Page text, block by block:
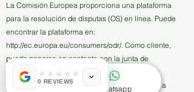
La Comisión Europea proporciona una plataforma
para la resolución de disputas (OS) en línea. Puede
encontrar la plataforma en:
http://ec.europa.eu/consumers/odr/. Como cliente,
puede ponerse en contacto con la junta de
arbitraje de la Comisión Europea en cualquier
momento. No estamos dispuestos ni obligados a
Whatsapp
0 REVIEWS